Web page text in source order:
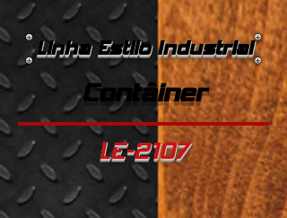
Linha Estilo Industrial
Contâiner
LE-2107